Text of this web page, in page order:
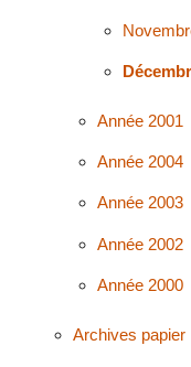
Année 2001
Année 2004
Année 2003
Année 2002
Année 2000
Archives papier